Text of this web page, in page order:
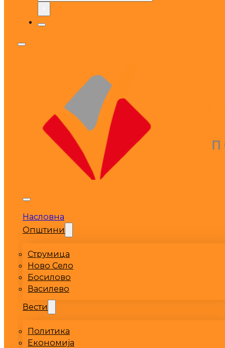
Насловна
Општини
Струмица
Ново Село
Босилово
Василево
Вести
Политика
Економија